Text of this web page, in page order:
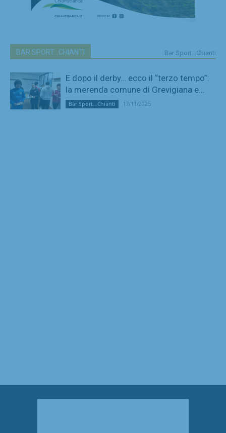
BAR SPORT...CHIANTI Bar Sport...Chianti
E dopo il derby… ecco il “terzo tempo”:
la merenda comune di Grevigiana e...
Bar Sport...Chianti 17/11/2025